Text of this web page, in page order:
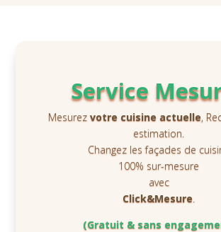
Service
Mesurez votre cuisine actuelle,
estimation.
Changez les façades de
100% sur-mesure
avec
Click&Mesure.
(Gratuit & sans